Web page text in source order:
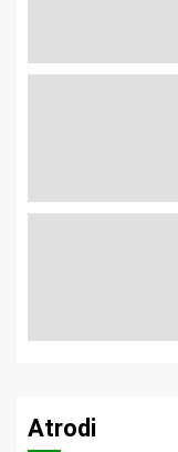
Atrodi